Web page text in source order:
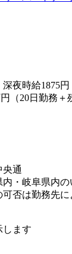
深夜時給1875
（20日勤務＋
央通
・岐阜県内
否は勤務先に
します